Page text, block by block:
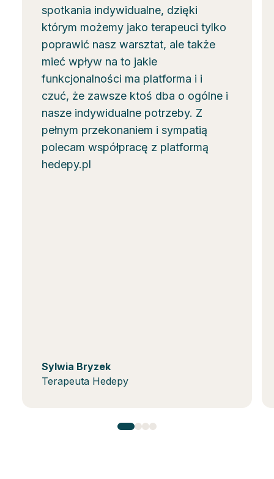
spotkania indywidualne, dzięki
którym możemy jako terapeuci tylko
poprawić nasz warsztat, ale także
mieć wpływ na to jakie
funkcjonalności ma platforma i i
czuć, że zawsze ktoś dba o ogólne i
nasze indywidualne potrzeby. Z
pełnym przekonaniem i sympatią
polecam współpracę z platformą
hedepy.pl
Sylwia Bryzek
Terapeuta Hedepy